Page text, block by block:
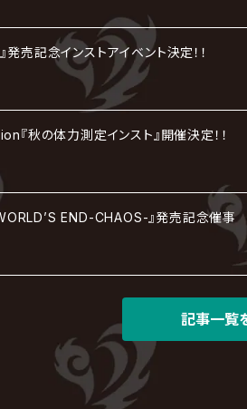
売記念インストアイベント決定！！
秋の体力測定インスト』開催決定！！
END-CHAOS-』発売記念催事
記事一覧